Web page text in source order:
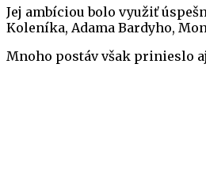
Jej ambíciou bolo využiť
Koleníka, Adama Bardyho,
Mnoho postáv však prinieslo